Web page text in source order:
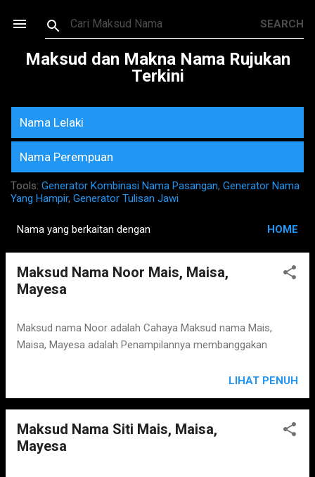
Skip to main content
Maksud dan Makna Nama Rujukan
Terkini
Nama Lelaki
Nama Perempuan
Tools: Generator Kombinasi Nama Pasangan, Generator Nama
Yang Hampir, Generator Tulisan Jawi
o
Nama yang berkaitan dengan HOME
Maksud Nama Noor Mais, Maisa,
Mayesa
Maksud nama Noor adalah Cahaya Maksud nama Mais,
Maisa, Mayesa adalah Penampilannya membanggakan
LIHAT PENUH
Maksud Nama Siti Mais, Maisa,
Mayesa